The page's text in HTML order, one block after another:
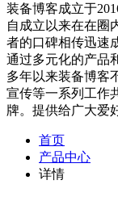
装备博客成立于
自成立以来在在圈
者的口碑相传迅速
通过多元化的产品
多年以来装备博客
宣传等一系列工作
牌。提供给广大爱
首页
产品中心
详情